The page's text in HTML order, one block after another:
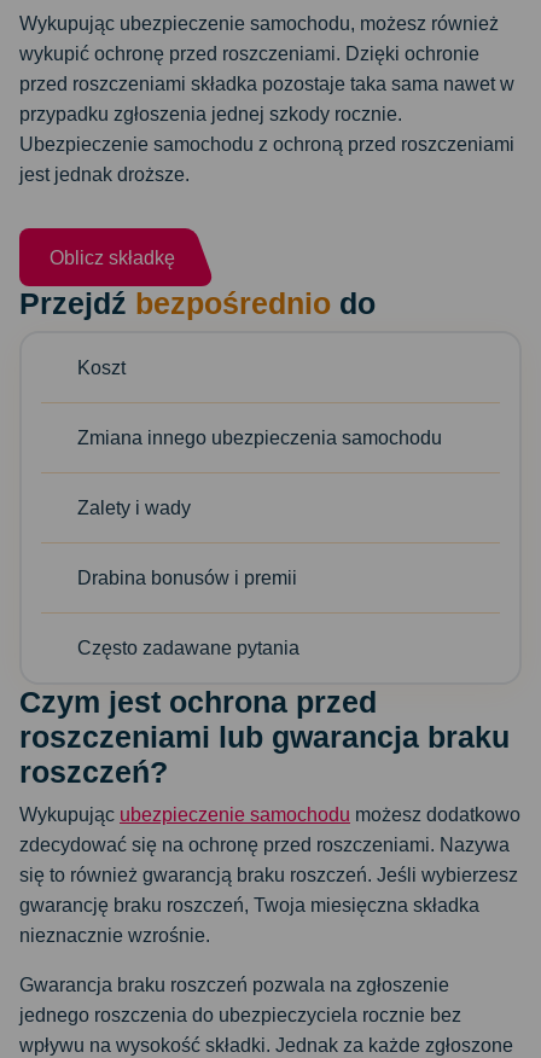
Wykupując ubezpieczenie samochodu, możesz również
wykupić ochronę przed roszczeniami. Dzięki ochronie
przed roszczeniami składka pozostaje taka sama nawet w
przypadku zgłoszenia jednej szkody rocznie.
Ubezpieczenie samochodu z ochroną przed roszczeniami
jest jednak droższe.
Oblicz składkę
Przejdź bezpośrednio do
Koszt
Zmiana innego ubezpieczenia samochodu
Zalety i wady
Drabina bonusów i premii
Często zadawane pytania
Czym jest ochrona przed
roszczeniami lub gwarancja braku
roszczeń?
Wykupując ubezpieczenie samochodu możesz dodatkowo
zdecydować się na ochronę przed roszczeniami. Nazywa
się to również gwarancją braku roszczeń. Jeśli wybierzesz
gwarancję braku roszczeń, Twoja miesięczna składka
nieznacznie wzrośnie.
Gwarancja braku roszczeń pozwala na zgłoszenie
jednego roszczenia do ubezpieczyciela rocznie bez
wpływu na wysokość składki. Jednak za każde zgłoszone